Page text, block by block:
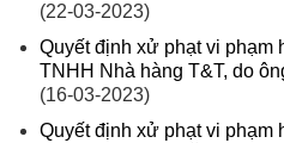
(22-03-2023)
Quyết định xử phạt vi phạm
TNHH Nhà hàng T&T, do
(16-03-2023)
Quyết định xử phạt vi phạm